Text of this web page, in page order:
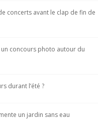
concerts avant le clap de fin de
concours photo autour du
durant l’été ?
un jardin sans eau